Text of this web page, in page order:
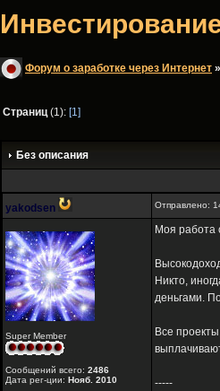
Форум о заработке через Интернет »
Страниц(1): [1]
Без описания
yakodsen Отправлено:
Super Member
Сообщений всего: 2486
Дата рег-ции: Нояб. 2010
Моя работа
Никто,
деньгами.
Все
-----